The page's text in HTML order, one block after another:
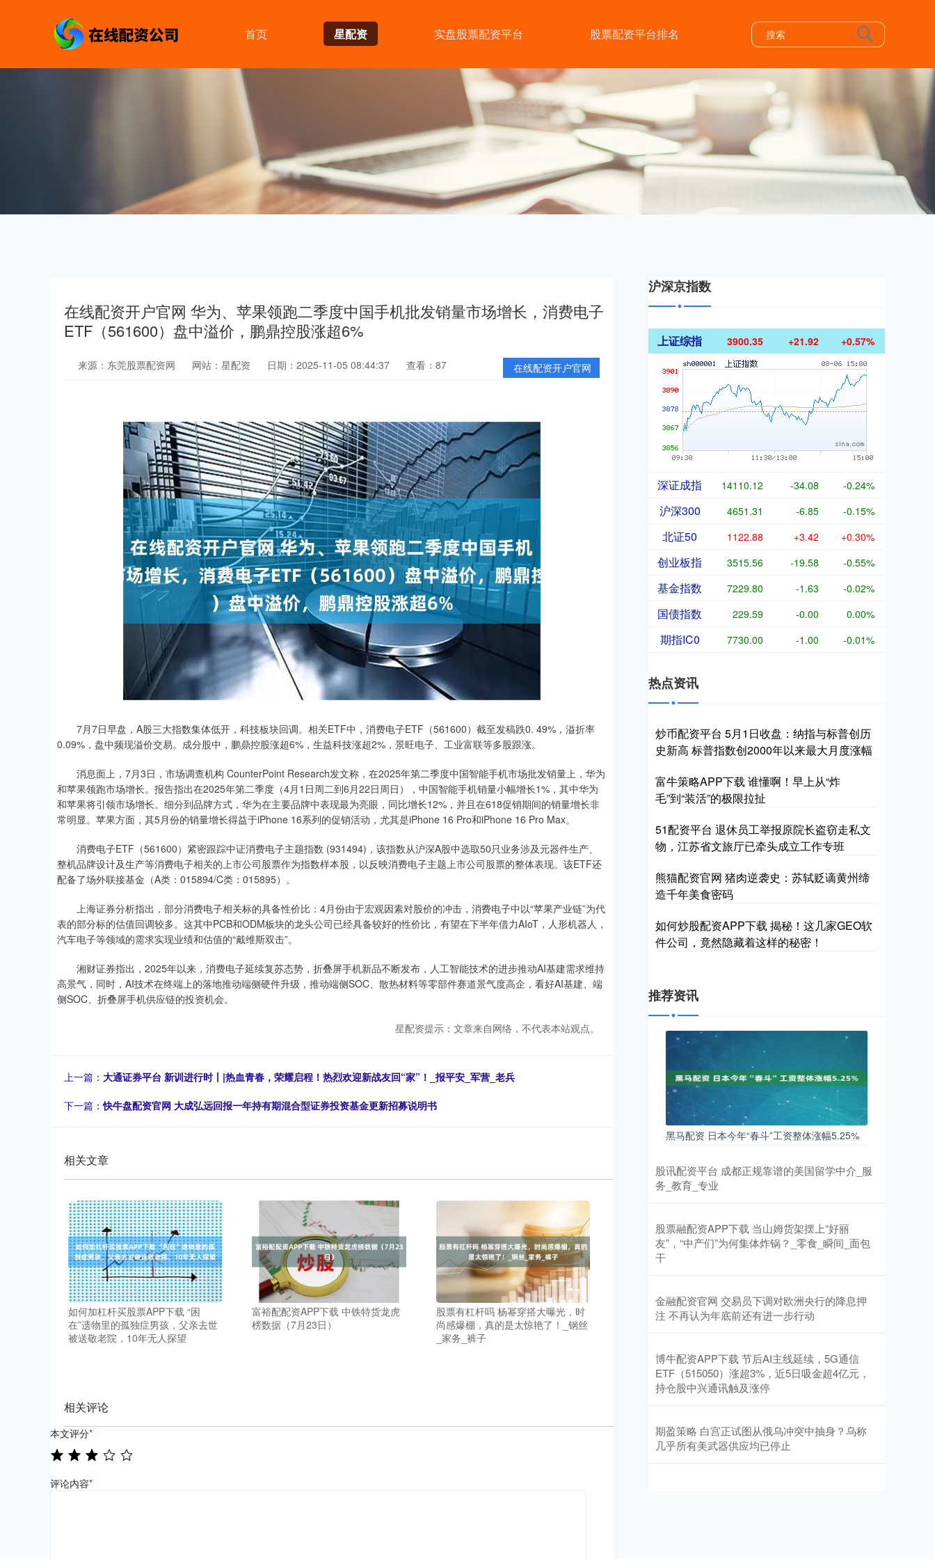
首页 星配资 实盘股票配资平台 股票配资平台排名
在线配资开户官网 华为、苹果领跑二季度中国手机批发销量市场增长，消费电子
ETF（561600）盘中溢价，鹏鼎控股涨超6%
在线配资开户官网
来源：东莞股票配资网 网站：星配资 日期：2025-11-05 08:44:37 查看：87
7月7日早盘，A股三大指数集体低开，科技板块回调。相关ETF中，消费电子ETF（561600）截至发稿跌0. 49%，溢折率
0.09%，盘中频现溢价交易。成分股中，鹏鼎控股涨超6%，生益科技涨超2%，景旺电子、工业富联等多股跟涨。
消息面上，7月3日，市场调查机构 CounterPoint Research发文称，在2025年第二季度中国智能手机市场批发销量上，华为
和苹果领跑市场增长。报告指出在2025年第二季度（4月1日周二到6月22日周日），中国智能手机销量小幅增长1%，其中华为
和苹果将引领市场增长。细分到品牌方式，华为在主要品牌中表现最为亮眼，同比增长12%，并且在618促销期间的销量增长非
常明显。苹果方面，其5月份的销量增长得益于iPhone 16系列的促销活动，尤其是iPhone 16 Pro和iPhone 16 Pro Max。
消费电子ETF（561600）紧密跟踪中证消费电子主题指数 (931494)，该指数从沪深A股中选取50只业务涉及元器件生产、
整机品牌设计及生产等消费电子相关的上市公司股票作为指数样本股，以反映消费电子主题上市公司股票的整体表现。该ETF还
配备了场外联接基金（A类：015894/C类：015895）。
上海证券分析指出，部分消费电子相关标的具备性价比：4月份由于宏观因素对股价的冲击，消费电子中以“苹果产业链”为代
表的部分标的估值回调较多。这其中PCB和ODM板块的龙头公司已经具备较好的性价比，有望在下半年借力AIoT，人形机器人，
汽车电子等领域的需求实现业绩和估值的“戴维斯双击”。
湘财证券指出，2025年以来，消费电子延续复苏态势，折叠屏手机新品不断发布，人工智能技术的进步推动AI基建需求维持
高景气，同时，AI技术在终端上的落地推动端侧硬件升级，推动端侧SOC、散热材料等零部件赛道景气度高企，看好AI基建、端
侧SOC、折叠屏手机供应链的投资机会。
星配资提示：文章来自网络，不代表本站观点。
上一篇： 大通证券平台 新训进行时丨|热血青春，荣耀启程！热烈欢迎新战友回“家”！_报平安_军营_老兵
下一篇：快牛盘配资官网 大成弘远回报一年持有期混合型证券投资基金更新招募说明书
相关文章
如何加杠杆买股票APP下载 “困
在”遗物里的孤独症男孩，父亲去世
被送敬老院，10年无人探望
富裕配配资APP下载 中铁特货龙虎
榜数据（7月23日）
股票有杠杆吗 杨幂穿搭大曝光，时
尚感爆棚，真的是太惊艳了！_钢丝
_家务_裤子
相关评论
本文评分*
评论内容*
沪深京指数
上证综指 3900.35 +21.92 +0.57%
深证成指 14110.12 -34.08 -0.24%
沪深300 4651.31 -6.85 -0.15%
北证50 1122.88 +3.42 +0.30%
创业板指 3515.56 -19.58 -0.55%
基金指数 7229.80 -1.63 -0.02%
国债指数 229.59 -0.00 0.00%
期指IC0 7730.00 -1.00 -0.01%
热点资讯
炒币配资平台 5月1日收盘：纳指与标普创历
史新高 标普指数创2000年以来最大月度涨幅
富牛策略APP下载 谁懂啊！早上从“炸
毛”到“装活”的极限拉扯
51配资平台 退休员工举报原院长盗窃走私文
物，江苏省文旅厅已牵头成立工作专班
熊猫配资官网 猪肉逆袭史：苏轼贬谪黄州缔
造千年美食密码
如何炒股配资APP下载 揭秘！这几家GEO软
件公司，竟然隐藏着这样的秘密！
推荐资讯
黑马配资 日本今年“春斗”工资整体涨幅5.25%
股讯配资平台 成都正规靠谱的美国留学中介_服
务_教育_专业
股票融配资APP下载 当山姆货架摆上“好丽
友”，“中产们”为何集体炸锅？_零食_瞬间_面包
干
金融配资官网 交易员下调对欧洲央行的降息押
注 不再认为年底前还有进一步行动
博牛配资APP下载 节后AI主线延续，5G通信
ETF（515050）涨超3%，近5日吸金超4亿元，
持仓股中兴通讯触及涨停
期盈策略 白宫正试图从俄乌冲突中抽身？乌称
几乎所有美武器供应均已停止